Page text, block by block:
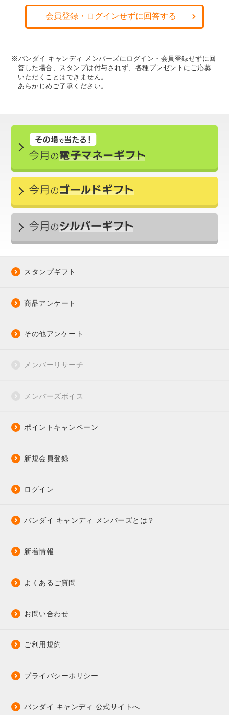
会員登録・ログインせずに回答する
※バンダイ キャンディ メンバーズにログイン・会員登録せずに回
答した場合、スタンプは付与されず、各種プレゼントにご応募
いただくことはできません。
あらかじめご了承ください。
スタンプギフト
商品アンケート
その他アンケート
メンバーリサーチ
メンバーズボイス
ポイントキャンペーン
新規会員登録
ログイン
バンダイ キャンディ メンバーズとは？
新着情報
よくあるご質問
お問い合わせ
ご利用規約
プライバシーポリシー
バンダイ キャンディ 公式サイトへ